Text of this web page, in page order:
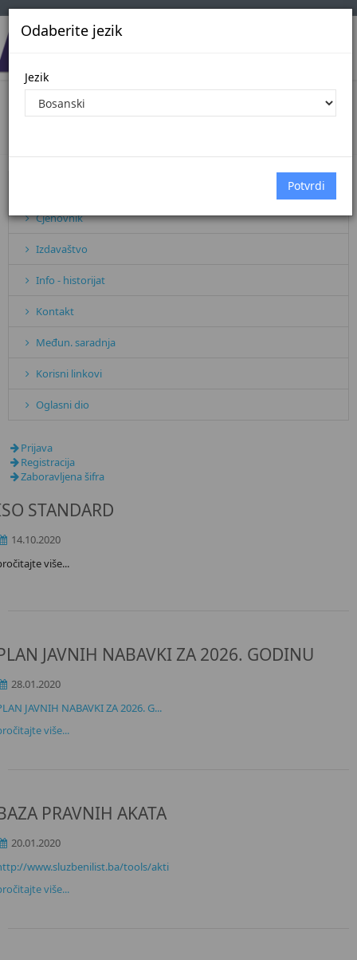
Odaberite jezik
Jezik
Blog Arhiva
Cjenovnik
Izdavaštvo
Info - historijat
Kontakt
Međun. saradnja
Korisni linkovi
Oglasni dio
Prijava
Registracija
Zaboravljena šifra
STANDARD
14.10.2020
više...
JAVNIH NABAVKI ZA 2026. GODINU
28.01.2020
JAVNIH NABAVKI ZA 2026. G...
više...
PRAVNIH AKATA
20.01.2020
www.sluzbenilist.ba/tools/akti
više...